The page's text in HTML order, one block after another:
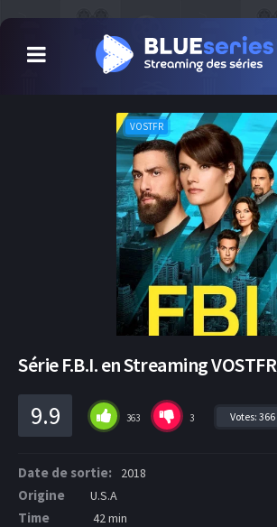
VOSTFR
Série F.B.I. en Streaming VOSTFR
9.9 363 3 Votes: 366
Date de sortie: 2018
Origine U.S.A
Time 42 min